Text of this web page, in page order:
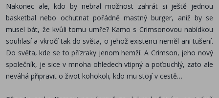
Nakonec ale, kdo by nebral možnost zahrát si ještě jednou
basketbal nebo ochutnat pořádně mastný burger, aniž by se
musel bát, že kvůli tomu umře? Kamo s Crimsonovou nabídkou
souhlasí a vkročí tak do světa, o jehož existenci neměl ani tušení.
Do světa, kde se to přízraky jenom hemží. A Crimson, jeho nový
společník, je sice v mnoha ohledech vtipný a poťouchlý, zato ale
neváhá připravit o život kohokoli, kdo mu stojí v cestě…